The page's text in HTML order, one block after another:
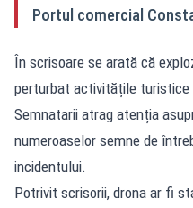
Portul comercial
În scrisoare se arată că
perturbat activitățile turistice
Semnatarii atrag atenția
numeroaselor semne de
incidentului.
Potrivit scrisorii, drona ar fi